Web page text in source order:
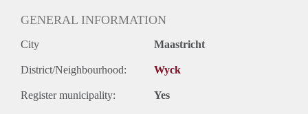
GENERAL INFORMATION
City Maastricht
District/Neighbourhood: Wyck
Register municipality: Yes